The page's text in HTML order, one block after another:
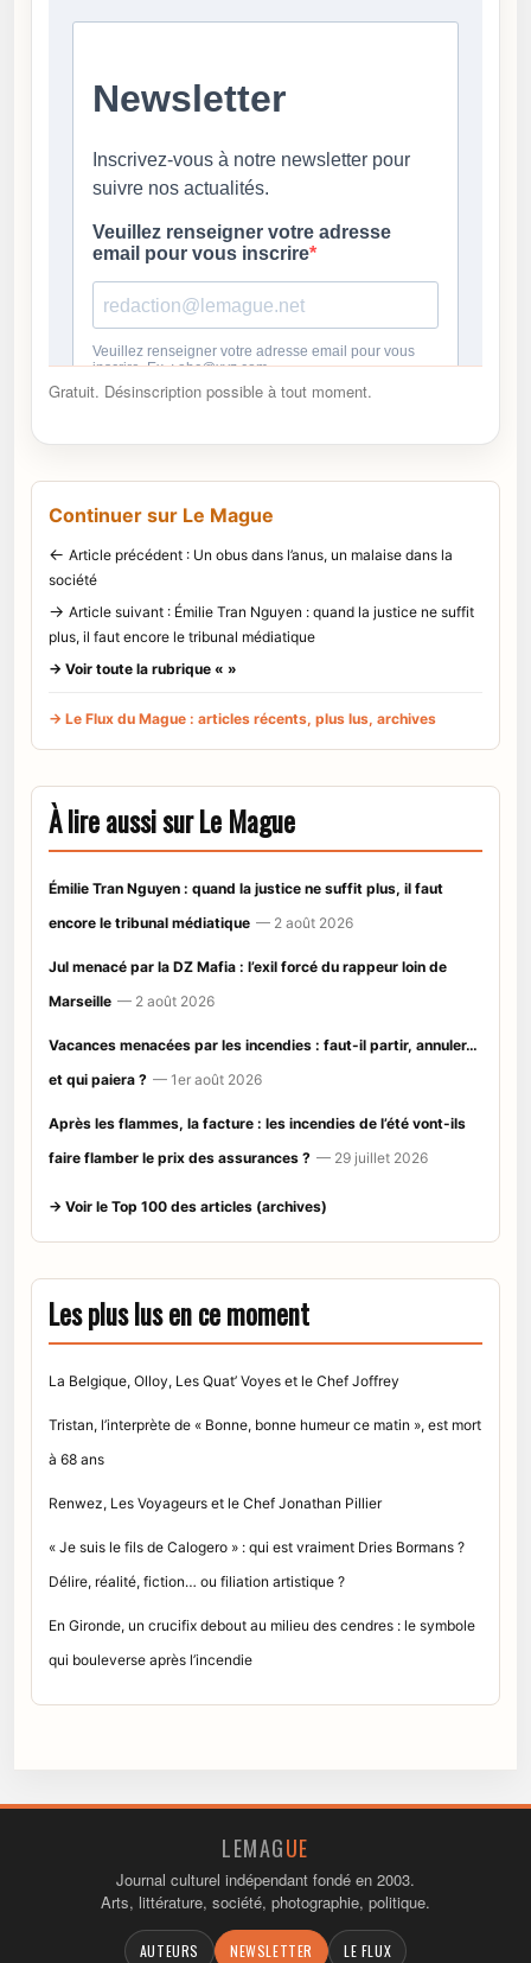
Gratuit. Désinscription possible à tout moment.
Continuer sur Le Mague
← Article précédent : Un obus dans l’anus, un malaise dans la
société
→ Article suivant : Émilie Tran Nguyen : quand la justice ne suffit
plus, il faut encore le tribunal médiatique
→ Voir toute la rubrique « »
→ Le Flux du Mague : articles récents, plus lus, archives
À lire aussi sur Le Mague
Émilie Tran Nguyen : quand la justice ne suffit plus, il faut
encore le tribunal médiatique — 2 août 2026
Jul menacé par la DZ Mafia : l’exil forcé du rappeur loin de
Marseille — 2 août 2026
Vacances menacées par les incendies : faut-il partir, annuler…
et qui paiera ? — 1er août 2026
Après les flammes, la facture : les incendies de l’été vont-ils
faire flamber le prix des assurances ? — 29 juillet 2026
→ Voir le Top 100 des articles (archives)
Les plus lus en ce moment
La Belgique, Olloy, Les Quat’ Voyes et le Chef Joffrey
Tristan, l’interprète de « Bonne, bonne humeur ce matin », est mort
à 68 ans
Renwez, Les Voyageurs et le Chef Jonathan Pillier
« Je suis le fils de Calogero » : qui est vraiment Dries Bormans ?
Délire, réalité, fiction… ou filiation artistique ?
En Gironde, un crucifix debout au milieu des cendres : le symbole
qui bouleverse après l’incendie
LEMAGUE
Journal culturel indépendant fondé en 2003.
Arts, littérature, société, photographie, politique.
AUTEURS NEWSLETTER LE FLUX